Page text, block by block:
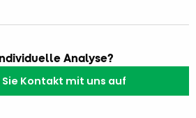
Analyse?
Kontakt mit uns auf